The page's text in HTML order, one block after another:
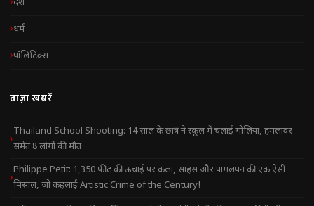
धर्म
पॉलिटिक्स
ताज़ा खबरें
Thailand School Shooting: 14 साल के छात्र ने स्कूल में चलाई गोलियां, हमलावर
समेत 8 लोगों की मौत
Philippe Petit: 1,350 फीट की ऊंचाई पर कला, साहस और पागलपन की एक ऐसी
मिसाल, जो कहलाई Artistic Crime of the Century!